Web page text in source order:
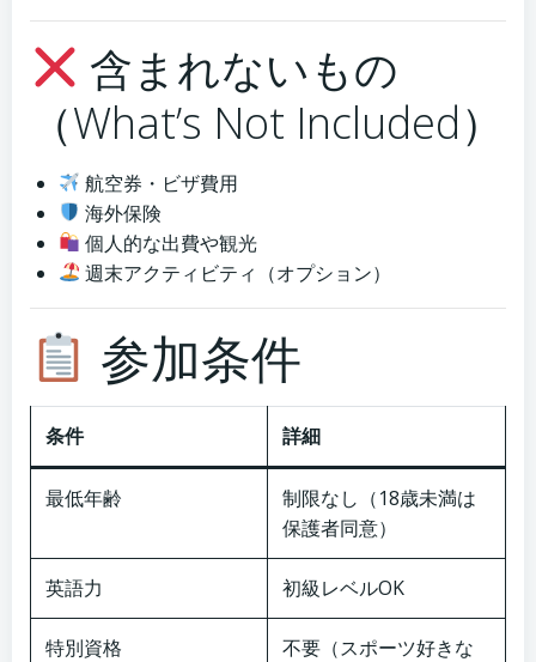
含まれないもの
（What’s Not Included）
航空券・ビザ費用
海外保険
個人的な出費や観光
週末アクティビティ（オプション）
参加条件
条件 詳細
最低年齢
制限なし（18歳未満は
保護者同意）
英語力 初級レベルOK
特別資格
不要（スポーツ好きな